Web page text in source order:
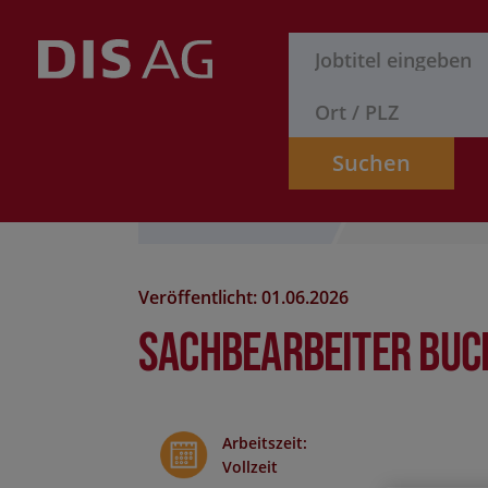
Suchen
Veröffentlicht: 01.06.2026
Sachbearbeiter
Arbeitszeit:
Vollzeit